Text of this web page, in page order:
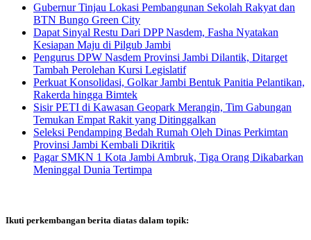
Gubernur Tinjau Lokasi Pembangunan Sekolah Rakyat dan
BTN Bungo Green City
Dapat Sinyal Restu Dari DPP Nasdem, Fasha Nyatakan
Kesiapan Maju di Pilgub Jambi
Pengurus DPW Nasdem Provinsi Jambi Dilantik, Ditarget
Tambah Perolehan Kursi Legislatif
Perkuat Konsolidasi, Golkar Jambi Bentuk Panitia Pelantikan,
Rakerda hingga Bimtek
Sisir PETI di Kawasan Geopark Merangin, Tim Gabungan
Temukan Empat Rakit yang Ditinggalkan
Seleksi Pendamping Bedah Rumah Oleh Dinas Perkimtan
Provinsi Jambi Kembali Dikritik
Pagar SMKN 1 Kota Jambi Ambruk, Tiga Orang Dikabarkan
Meninggal Dunia Tertimpa
Ikuti perkembangan berita diatas dalam topik: